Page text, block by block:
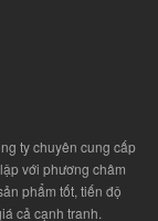
ty chuyên cung cấp
với phương châm
phẩm tốt, tiến độ
cả cạnh tranh.